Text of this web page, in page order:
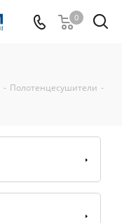
0
- Полотенцесушители -